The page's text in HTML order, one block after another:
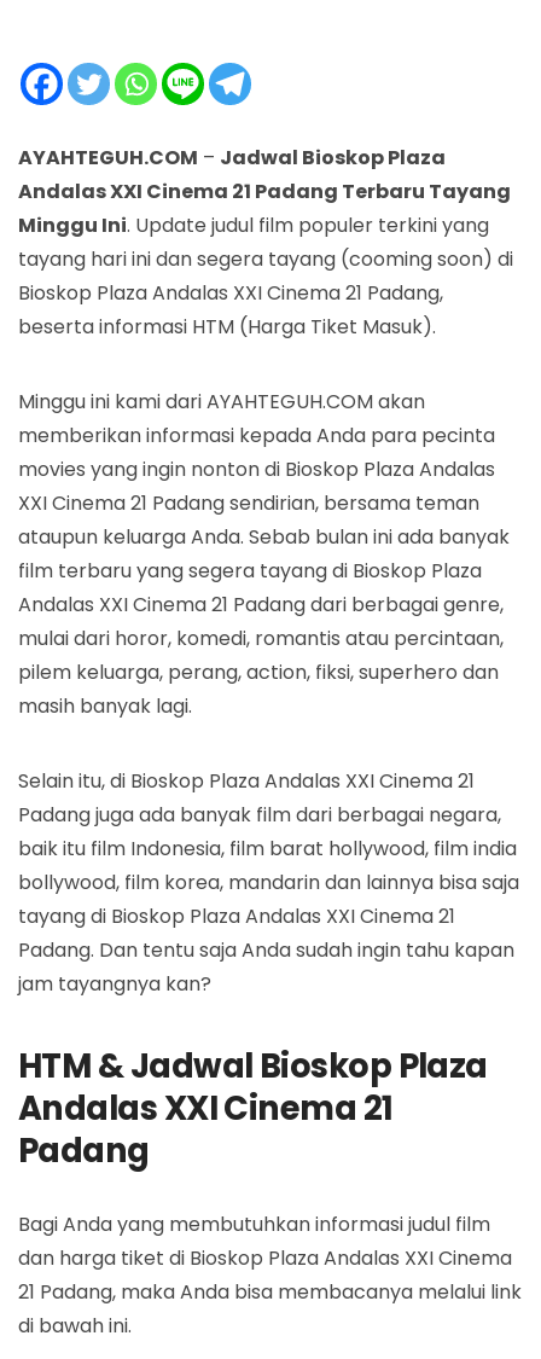
AYAHTEGUH.COM – Jadwal Bioskop Plaza
Andalas XXI Cinema 21 Padang Terbaru Tayang
Minggu Ini. Update judul film populer terkini yang
tayang hari ini dan segera tayang (cooming soon) di
Bioskop Plaza Andalas XXI Cinema 21 Padang,
beserta informasi HTM (Harga Tiket Masuk).
Minggu ini kami dari AYAHTEGUH.COM akan
memberikan informasi kepada Anda para pecinta
movies yang ingin nonton di Bioskop Plaza Andalas
XXI Cinema 21 Padang sendirian, bersama teman
ataupun keluarga Anda. Sebab bulan ini ada banyak
film terbaru yang segera tayang di Bioskop Plaza
Andalas XXI Cinema 21 Padang dari berbagai genre,
mulai dari horor, komedi, romantis atau percintaan,
pilem keluarga, perang, action, fiksi, superhero dan
masih banyak lagi.
Selain itu, di Bioskop Plaza Andalas XXI Cinema 21
Padang juga ada banyak film dari berbagai negara,
baik itu film Indonesia, film barat hollywood, film india
bollywood, film korea, mandarin dan lainnya bisa saja
tayang di Bioskop Plaza Andalas XXI Cinema 21
Padang. Dan tentu saja Anda sudah ingin tahu kapan
jam tayangnya kan?
HTM & Jadwal Bioskop Plaza
Andalas XXI Cinema 21
Padang
Bagi Anda yang membutuhkan informasi judul film
dan harga tiket di Bioskop Plaza Andalas XXI Cinema
21 Padang, maka Anda bisa membacanya melalui link
di bawah ini.